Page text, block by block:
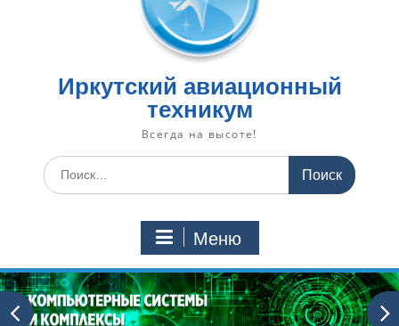
Иркутский авиационный
техникум
Всегда на высоте!
Искать:
Меню